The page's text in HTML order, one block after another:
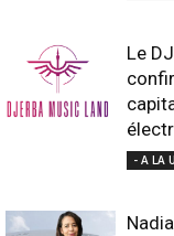
Le
- A LA